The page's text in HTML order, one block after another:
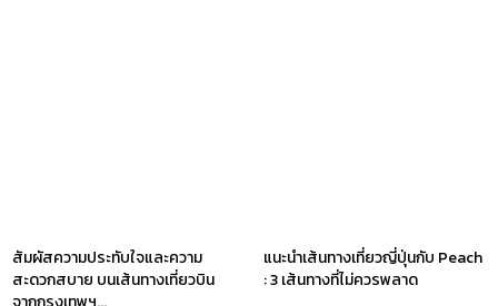
สัมผัสความประทับใจและความ
สะดวกสบาย บนเส้นทางเที่ยวบิน
แนะนำเส้นทางเที่ยวญี่ปุ่นกับ Peach
: 3 เส้นทางที่ไม่ควรพลาด